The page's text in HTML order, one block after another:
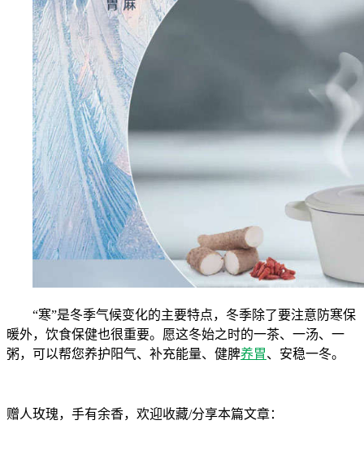
“寒”是冬季气候变化的主要特点，冬季除了要注意防寒保
暖外，饮食保健也很重要。愿这冬始之时的一茶、一汤、一
粥，可以帮您养护阳气、补充能量、健脾养胃、安稳一冬。
赠人玫瑰，手有余香，欢迎收藏/分享本篇文章：